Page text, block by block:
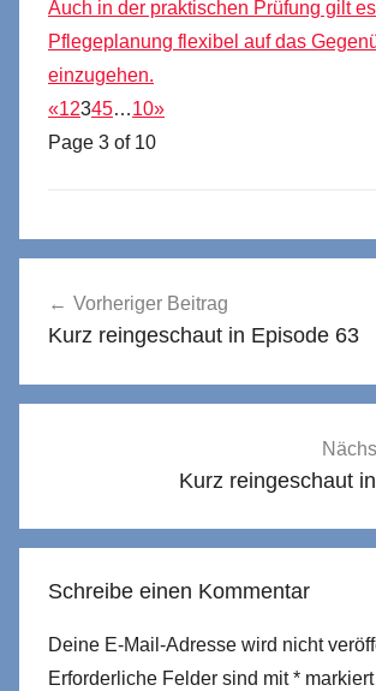
Auch in der praktischen Prüfung gilt
Pflegeplanung flexibel auf das
einzugehen.
«12345…10»
Page 3 of 10
Vorheriger Beitrag
Kurz reingeschaut in Episode 63
Kurz reingeschaut
Schreibe einen Kommentar
Deine E-Mail-Adresse wird nicht
Erforderliche Felder sind mit* markiert